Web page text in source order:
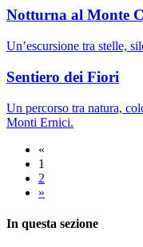
Notturna al Monte
Un’escursione tra stelle,
Sentiero dei Fiori
Un percorso tra natura,
Monti Ernici.
«
1
2
»
In questa sezione